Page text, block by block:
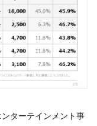
ターテインメント事